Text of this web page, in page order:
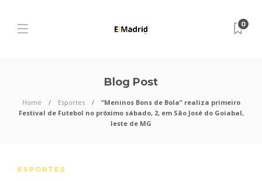
0
Blog Post
Home Esportes
“Meninos Bons de Bola” realiza primeiro
Festival de Futebol no próximo sábado, 2, em São José do Goiabal,
leste de MG
ESPORTES